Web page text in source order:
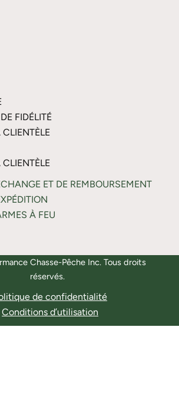
FIDÉLITÉ
ET DE REMBOURSEMENT
À FEU
Chasse-Pêche Inc. Tous droits
réservés.
de confidentialité
Conditions d’utilisation